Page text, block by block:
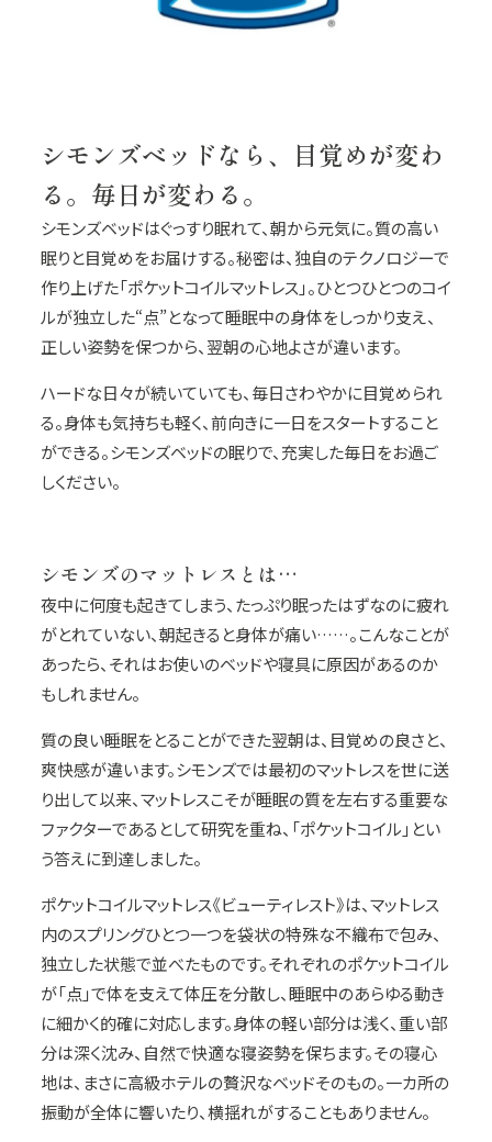
シモンズベッドなら、目覚めが変わ
る。毎日が変わる。
シモンズベッドはぐっすり眠れて、朝から元気に。質の高い
眠りと目覚めをお届けする。秘密は、独自のテクノロジーで
作り上げた「ポケットコイルマットレス」。ひとつひとつのコイ
ルが独立した“点”となって睡眠中の身体をしっかり支え、
正しい姿勢を保つから、翌朝の心地よさが違います。
ハードな日々が続いていても、毎日さわやかに目覚められ
る。身体も気持ちも軽く、前向きに一日をスタートすること
ができる。シモンズベッドの眠りで、充実した毎日をお過ご
しください。
シモンズのマットレスとは…
夜中に何度も起きてしまう、たっぷり眠ったはずなのに疲れ
がとれていない、朝起きると身体が痛い……。こんなことが
あったら、それはお使いのベッドや寝具に原因があるのか
もしれません。
質の良い睡眠をとることができた翌朝は、目覚めの良さと、
爽快感が違います。シモンズでは最初のマットレスを世に送
り出して以来、マットレスこそが睡眠の質を左右する重要な
ファクターであるとして研究を重ね、「ポケットコイル」とい
う答えに到達しました。
ポケットコイルマットレス《ビューティレスト》は、マットレス
内のスプリングひとつ一つを袋状の特殊な不織布で包み、
独立した状態で並べたものです。それぞれのポケットコイル
が「点」で体を支えて体圧を分散し、睡眠中のあらゆる動き
に細かく的確に対応します。身体の軽い部分は浅く、重い部
分は深く沈み、自然で快適な寝姿勢を保ちます。その寝心
地は、まさに高級ホテルの贅沢なベッドそのもの。一カ所の
振動が全体に響いたり、横揺れがすることもありません。